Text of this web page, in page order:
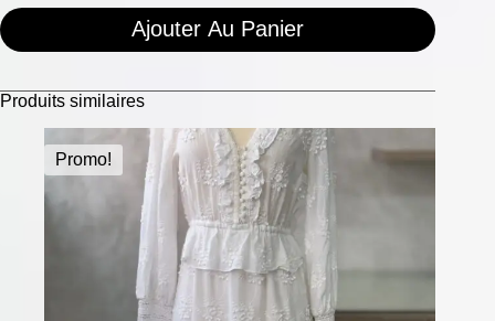
Ajouter Au Panier
Produits similaires
Promo!